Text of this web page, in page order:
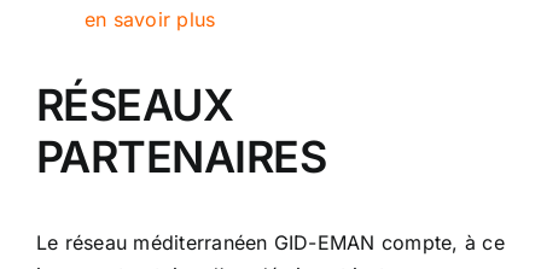
en savoir plus
RÉSEAUX
PARTENAIRES
Le réseau méditerranéen GID-EMAN compte, à ce